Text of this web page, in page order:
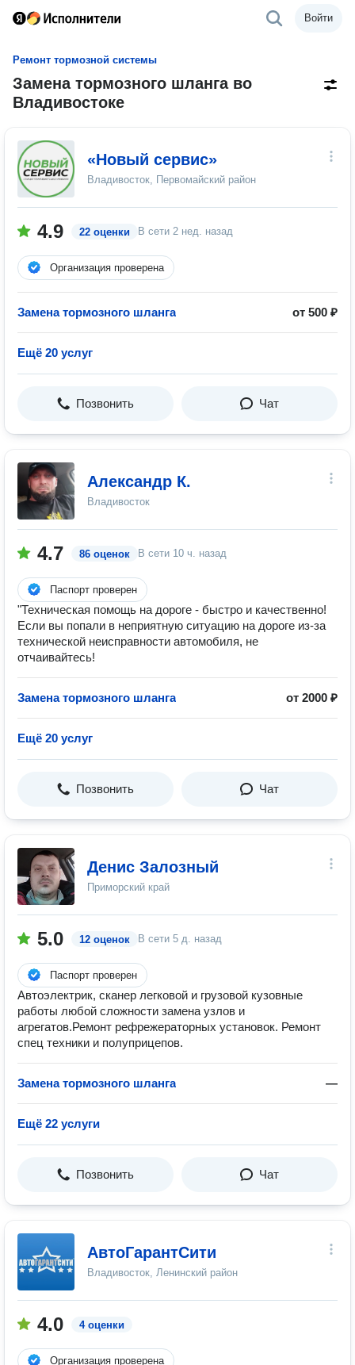
Войти
Ремонт тормозной системы
Замена тормозного шланга во
Владивостоке
«Новый сервис»
Владивосток, Первомайский район
4.9 22 оценки В сети 2 нед. назад
Организация проверена
Замена тормозного шланга от 500 ₽
Ещё 20 услуг
Позвонить Чат
Александр К.
Владивосток
4.7 86 оценок В сети 10 ч. назад
Паспорт проверен
"Техническая помощь на дороге - быстро и качественно!
Если вы попали в неприятную ситуацию на дороге из-за
технической неисправности автомобиля, не
отчаивайтесь!
Замена тормозного шланга от 2000 ₽
Ещё 20 услуг
Позвонить Чат
Денис Залозный
Приморский край
5.0 12 оценок В сети 5 д. назад
Паспорт проверен
Автоэлектрик, сканер легковой и грузовой кузовные
работы любой сложности замена узлов и
агрегатов.Ремонт рефрежераторных установок. Ремонт
спец техники и полуприцепов.
Замена тормозного шланга —
Ещё 22 услуги
Позвонить Чат
АвтоГарантСити
Владивосток, Ленинский район
4.0 4 оценки
Организация проверена